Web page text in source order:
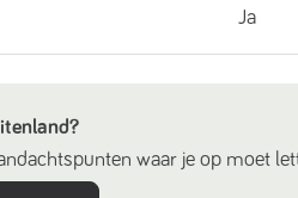
Ja
waar je op moet